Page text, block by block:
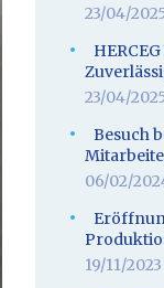
23/04/
23/04/
Besuch
06/02/
19/11/2023